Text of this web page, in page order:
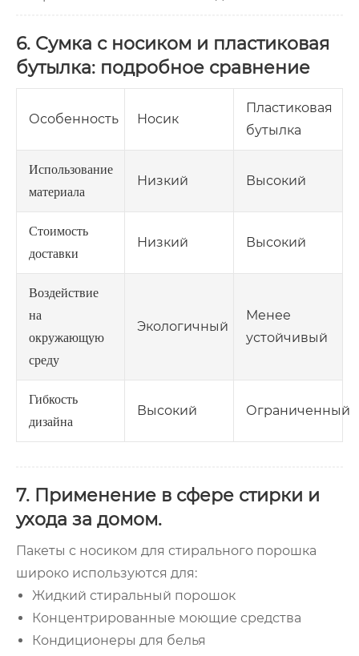
6. Сумка с носиком и пластиковая
бутылка: подробное сравнение
Особенность Носик
Пластиковая
бутылка
Использование
материала
Низкий Высокий
Стоимость
доставки
Низкий Высокий
Воздействие
на
окружающую
среду
Экологичный
Менее
устойчивый
Гибкость
дизайна
Высокий Ограниченный
7. Применение в сфере стирки и
ухода за домом.
Пакеты с носиком для стирального порошка
широко используются для:
Жидкий стиральный порошок
Концентрированные моющие средства
Кондиционеры для белья